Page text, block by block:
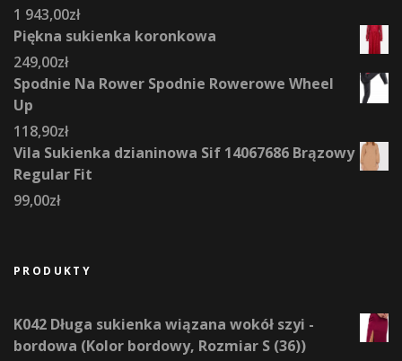
1 943,00zł
Piękna sukienka koronkowa
249,00zł
Spodnie Na Rower Spodnie Rowerowe Wheel
Up
118,90zł
Vila Sukienka dzianinowa Sif 14067686 Brązowy
Regular Fit
99,00zł
PRODUKTY
K042 Długa sukienka wiązana wokół szyi -
bordowa (Kolor bordowy, Rozmiar S (36))